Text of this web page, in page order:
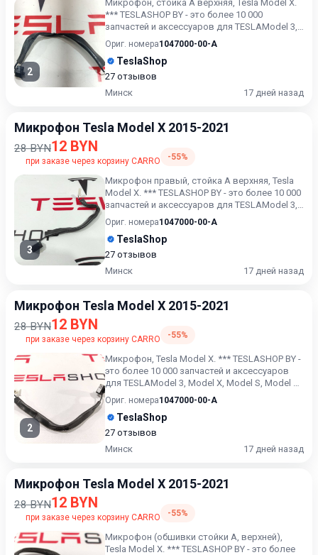
2
Микрофон, стойка А верхняя, Tesla Model X.
*** TESLASHOP BY - это более 10 000
запчастей и аксессуаров для TESLAModel 3,
Model X, Model S, M...
Ориг. номера1047000-00-A
TeslaShop
27 отзывов
Минск
17 дней назад
Микрофон Tesla Model X 2015-2021
28 BYN12 BYN
при заказе через корзину CARRO -55%
3
Микрофон правый, стойка А верхняя, Tesla
Model X. *** TESLASHOP BY - это более 10 000
запчастей и аксессуаров для TESLAModel 3,
Model X, Mod...
Ориг. номера1047000-00-A
TeslaShop
27 отзывов
Минск
17 дней назад
Микрофон Tesla Model X 2015-2021
28 BYN12 BYN
при заказе через корзину CARRO -55%
2
Микрофон, Tesla Model X. *** TESLASHOP BY -
это более 10 000 запчастей и аксессуаров
для TESLAModel 3, Model X, Model S, Model Y -
с гаранти...
Ориг. номера1047000-00-A
TeslaShop
27 отзывов
Минск
17 дней назад
Микрофон Tesla Model X 2015-2021
28 BYN12 BYN
при заказе через корзину CARRO -55%
Микрофон (обшивки стойки А, верхней),
Tesla Model X. *** TESLASHOP BY - это более